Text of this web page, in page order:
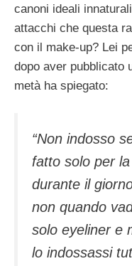
canoni ideali
attacchi che questa
con il make-up? Lei
dopo aver pubblicato
metà ha spiegato:
“Non indosso
fatto solo per
durante il
non quando
solo eyeliner e
lo indossassi